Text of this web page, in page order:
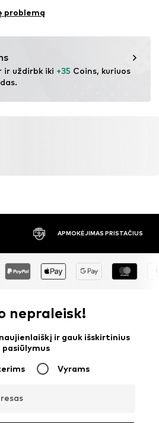
siūlės
problemą
ir uždirbk iki +35 Coins, kuriuos
PRISTAČIUS 30 DIENŲ
nepraleisk!
ir gauk išskirtinius
pasiūlymus
Vyrams